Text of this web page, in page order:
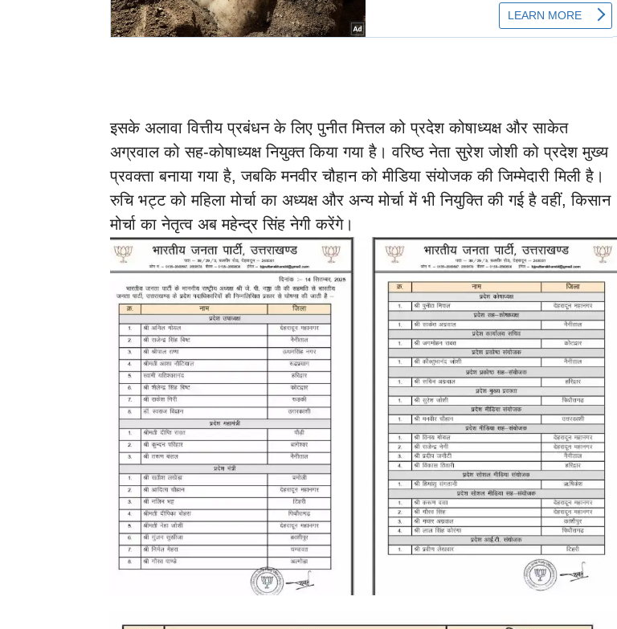
इसके अलावा वित्तीय प्रबंधन के लिए पुनीत मित्तल को प्रदेश कोषाध्यक्ष और साकेत
अग्रवाल को सह-कोषाध्यक्ष नियुक्त किया गया है। वरिष्ठ नेता सुरेश जोशी को प्रदेश मुख्य
प्रवक्ता बनाया गया है, जबकि मनवीर चौहान को मीडिया संयोजक की जिम्मेदारी मिली है।
रुचि भट्ट को महिला मोर्चा का अध्यक्ष और अन्य मोर्चा में भी नियुक्ति की गई है वहीं, किसान
मोर्चा का नेतृत्व अब महेन्द्र सिंह नेगी करेंगे।